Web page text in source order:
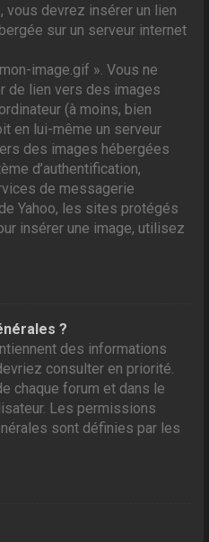
vous devrez insérer un lien
sur un serveur internet
image.gif ». Vous ne
de lien vers des images
(à moins, bien
en lui-même un serveur
des images hébergées
d’authentification,
de messagerie
Yahoo, les sites protégés
insérer une image, utilisez
?
des informations
consulter en priorité.
chaque forum et dans le
Les permissions
sont définies par les